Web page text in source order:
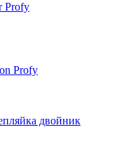
Profy
Profy
двойник